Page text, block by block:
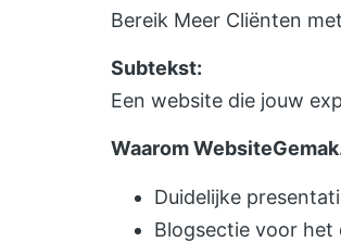
Bereik Meer Cliënten
Subtekst:
Een website die jouw
Waarom
Duidelijke
Blogsectie voor het